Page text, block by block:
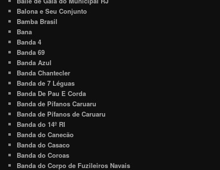
Balona e Seu Conjunto
Bamba Brasil
Bana
Banda 4
Banda 69
Banda Azul
Banda Chantecler
Banda de 7 Léguas
Banda De Pau E Corda
Banda de Pífanos Caruaru
Banda de Pífanos de Caruaru
Banda do 14º RI
Banda do Canecão
Banda do Casaco
Banda do Coroas
Banda do Corpo de Fuzileiros Navais